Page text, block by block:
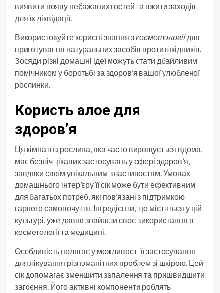
виявити появу небажаних гостей та вжити заходів
для їх ліквідації.
Використовуйте корисні знання зкосметологіїдля
приготування натуральних засобів проти шкідників.
Зосяди різні домашні ідеї можуть стати дбайливим
помічником у боротьбі за здоров’я вашої улюбленої
рослинки.
Користь алое для
здоров’я
Ця кімнатна рослина, яка часто вирощується вдома,
має безліч цікавих застосувань у сфері здоров’я,
завдяки своїм унікальним властивостям. Умовах
домашнього інтер’єру її сік може бути ефективним
для багатьох потреб, які пов’язані з підтримкою
гарного самопочуття. Інгредієнти, що містяться у цій
культурі, уже давно знайшли своє використання в
косметології та медицині.
Особливість полягає у можливості її застосування
для лікування різноманітних проблем зі шкірою. Цей
сік допомагає зменшити запалення та пришвидшити
загоєння. Його активні компоненти роблять